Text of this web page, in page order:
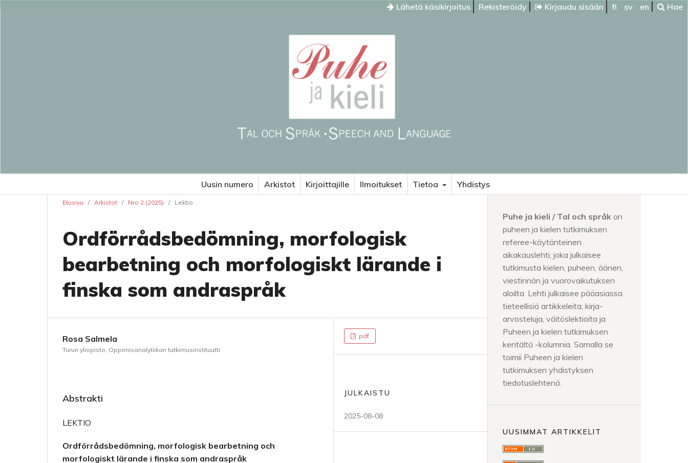
Lähetä käsikirjoitus Rekisteröidy Kirjaudu sisään fi sv en Hae
Uusin numero Arkistot Kirjoittajille Ilmoitukset Tietoa Yhdistys
Etusivu / Arkistot / Nro 2 (2025) / Lektio
Ordförrådsbedömning, morfologisk
bearbetning och morfologiskt lärande i
finska som andraspråk
Rosa Salmela
Turun yliopisto, Oppimisanalytiikan tutkimusinstituutti
Abstrakti
LEKTIO
Ordförrådsbedömning, morfologisk bearbetning och
morfologiskt lärande i finska som andraspråk
pdf
JULKAISTU
2025-08-08
Puhe ja kieli / Tal och språk on
puheen ja kielen tutkimuksen
referee-käytänteinen
aikakauslehti, joka julkaisee
tutkimusta kielen, puheen, äänen,
viestinnän ja vuorovaikutuksen
aloilta. Lehti julkaisee pääasiassa
tieteellisiä artikkeleita, kirja-
arvosteluja, väitöslektioita ja
Puheen ja kielen tutkimuksen
kentältä -kolumnia. Samalla se
toimii Puheen ja kielen
tutkimuksen yhdistyksen
tiedotuslehtenä.
UUSIMMAT ARTIKKELIT